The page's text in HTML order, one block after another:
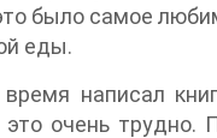
было самое
еды.
написал
это очень трудно.